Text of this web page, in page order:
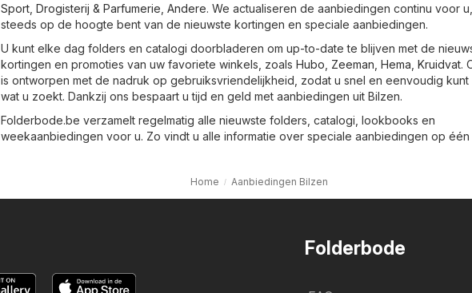
Sport Drogisterij & Parfumerie Andere. We actualiseren de aanbiedingen continu voor
steeds op de hoogte bent van de nieuwste kortingen en speciale aanbiedingen.
U kunt elke dag folders en catalogi doorbladeren om up-to-date te blijven met de
kortingen en promoties van uw favoriete winkels, zoals Hubo Zeeman Hema Kruidvat.
is ontworpen met de nadruk op gebruiksvriendelijkheid, zodat u snel en eenvoudig kunt
wat u zoekt. Dankzij ons bespaart u tijd en geld met aanbiedingen uit Bilzen.
Folderbode.be verzamelt regelmatig alle nieuwste folders, catalogi, lookbooks en
weekaanbiedingen voor u. Zo vindt u alle informatie over speciale aanbiedingen op
Home Aanbiedingen Bilzen
Folderbode